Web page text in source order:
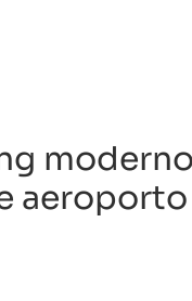
aeroporto